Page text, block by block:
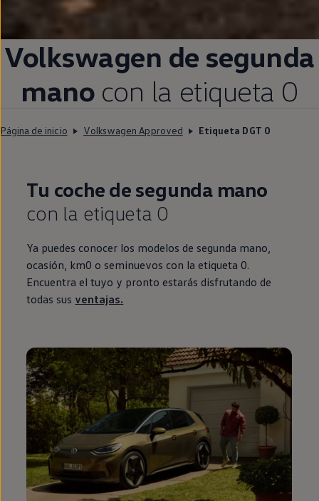
Volkswagen de segunda
mano con la etiqueta 0
Página de inicio Volkswagen Approved Etiqueta DGT 0
Tu coche de segundamano
con la etiqueta 0
Ya puedes conocer los modelos de segunda mano,
ocasión, km0 o seminuevos con la etiqueta 0.
Encuentra el tuyo y pronto estarás disfrutando de
todas sus ventajas.